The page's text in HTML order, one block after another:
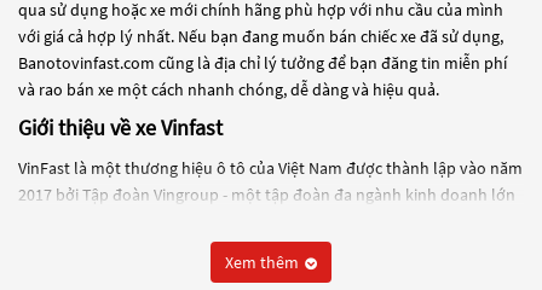
qua sử dụng hoặc xe mới chính hãng phù hợp với nhu cầu của mình
với giá cả hợp lý nhất. Nếu bạn đang muốn bán chiếc xe đã sử dụng,
Banotovinfast.com cũng là địa chỉ lý tưởng để bạn đăng tin miễn phí
và rao bán xe một cách nhanh chóng, dễ dàng và hiệu quả.
Giới thiệu về xe Vinfast
VinFast là một thương hiệu ô tô của Việt Nam được thành lập vào năm
2017 bởi Tập đoàn Vingroup - một tập đoàn đa ngành kinh doanh lớn
thương hiệu ô tô hàng đầu tại Đông Nam Á và đang tiến hành xây
dựng nhà máy sản xuất ô tô tại khu kinh tế Đình Vũ - Cát Hải, Hải
Xem thêm